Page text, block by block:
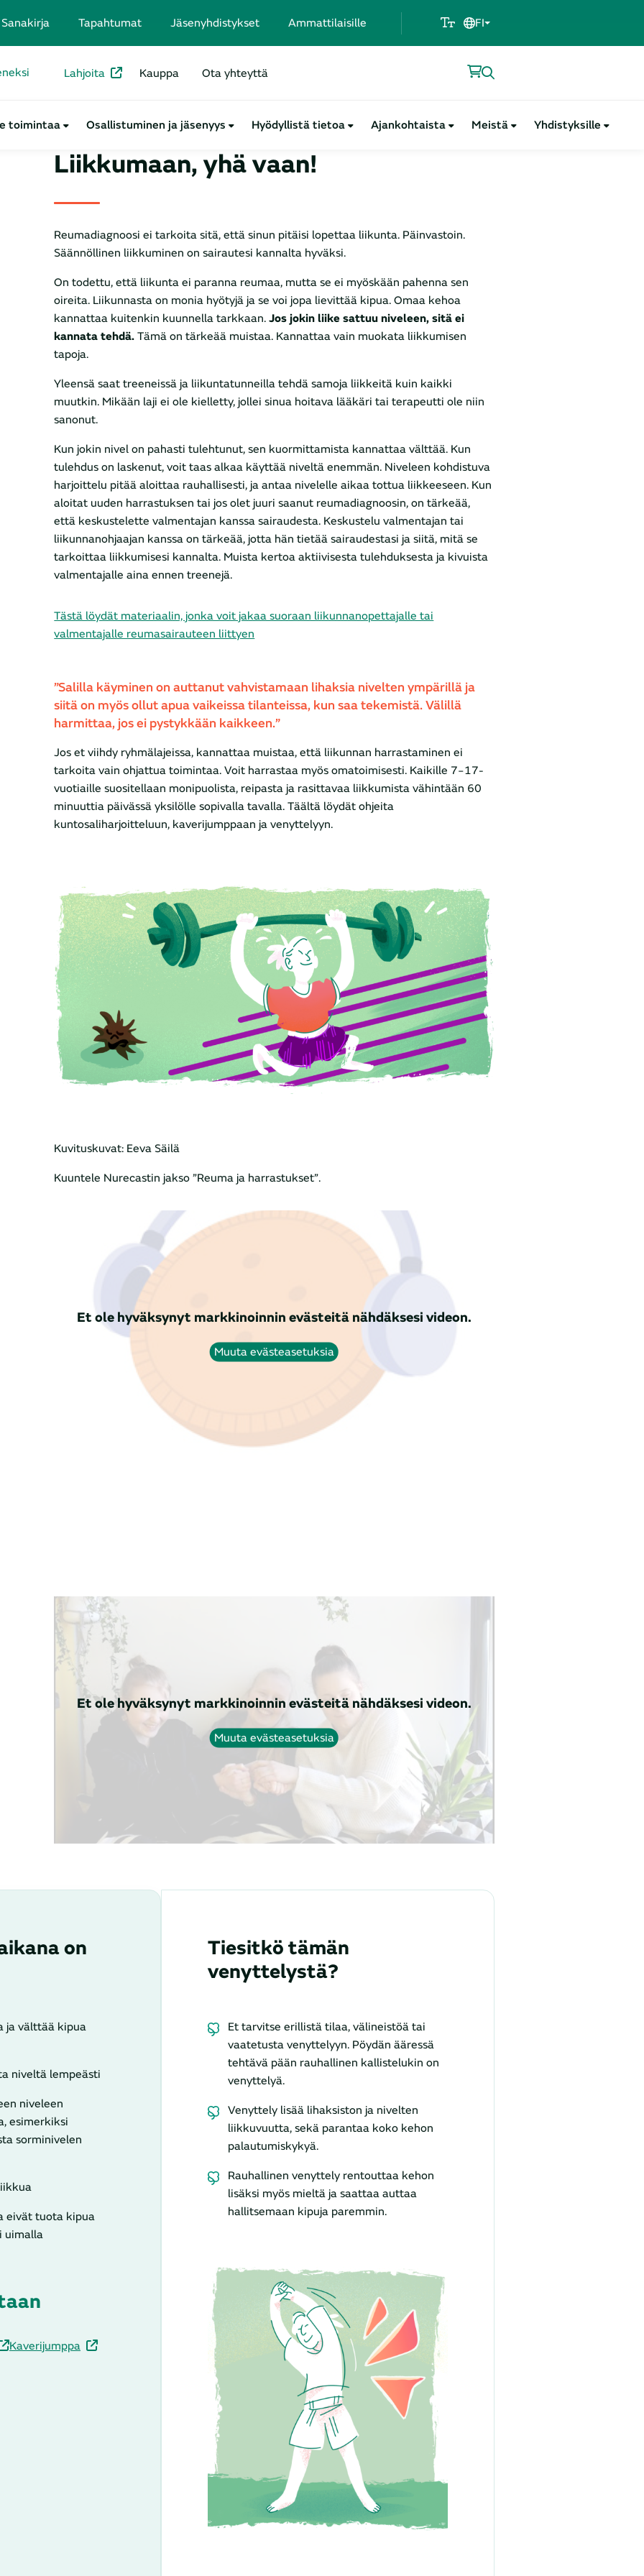
Sanakirja Tapahtumat Jäsenyhdistykset Ammattilaisille FI
Lahjoita Kauppa Ota yhteyttä
toimintaa Osallistuminen ja jäsenyys Hyödyllistä tietoa Ajankohtaista Meistä Yhdistyksille
Liikkumaan, yhä vaan!
Reumadiagnoosi ei tarkoita sitä, että sinun pitäisi lopettaa liikunta. Päinvastoin.
Säännöllinen liikkuminen on sairautesi kannalta hyväksi.
On todettu, että liikunta ei paranna reumaa, mutta se ei myöskään pahenna sen
oireita. Liikunnasta on monia hyötyjä ja se voi jopa lievittää kipua. Omaa kehoa
kannattaa kuitenkin kuunnella tarkkaan.Jos jokin liike sattuu niveleen, sitä ei
kannata tehdä. Tämä on tärkeää muistaa. Kannattaa vain muokata liikkumisen
tapoja.
Yleensä saat treeneissä ja liikuntatunneilla tehdä samoja liikkeitä kuin kaikki
muutkin. Mikään laji ei ole kielletty, jollei sinua hoitava lääkäri tai terapeutti ole niin
sanonut.
Kun jokin nivel on pahasti tulehtunut, sen kuormittamista kannattaa välttää. Kun
tulehdus on laskenut, voit taas alkaa käyttää niveltä enemmän. Niveleen kohdistuva
harjoittelu pitää aloittaa rauhallisesti, ja antaa nivelelle aikaa tottua liikkeeseen. Kun
aloitat uuden harrastuksen tai jos olet juuri saanut reumadiagnoosin, on tärkeää,
että keskustelette valmentajan kanssa sairaudesta. Keskustelu valmentajan tai
liikunnanohjaajan kanssa on tärkeää, jotta hän tietää sairaudestasi ja siitä, mitä se
tarkoittaa liikkumisesi kannalta. Muista kertoa aktiivisesta tulehduksesta ja kivuista
valmentajalle aina ennen treenejä.
Tästä löydät materiaalin, jonka voit jakaa suoraan liikunnanopettajalle tai
valmentajalle reumasairauteen liittyen
”Salilla käyminen on auttanut vahvistamaan lihaksia nivelten ympärillä ja
siitä on myös ollut apua vaikeissa tilanteissa, kun saa tekemistä. Välillä
harmittaa, jos ei pystykkään kaikkeen.”
Jos et viihdy ryhmälajeissa, kannattaa muistaa, että liikunnan harrastaminen ei
tarkoita vain ohjattua toimintaa. Voit harrastaa myös omatoimisesti. Kaikille 7−17-
vuotiaille suositellaan monipuolista, reipasta ja rasittavaa liikkumista vähintään 60
minuuttia päivässä yksilölle sopivalla tavalla. Täältä löydät ohjeita
kuntosaliharjoitteluun, kaverijumppaan ja venyttelyyn.
Kuvituskuvat: Eeva Säilä
Kuuntele Nurecastin jakso ”Reuma ja harrastukset”.
Et ole hyväksynyt markkinoinnin evästeitä nähdäksesi videon.
Muuta evästeasetuksia
Et ole hyväksynyt markkinoinnin evästeitä nähdäksesi videon.
Muuta evästeasetuksia
on
ja välttää kipua
niveltä lempeästi
niveleen
esimerkiksi
sorminivelen
eivät tuota kipua
uimalla
Kaverijumppa
Tiesitkö tämän
venyttelystä?
Et tarvitse erillistä tilaa, välineistöä tai
vaatetusta venyttelyyn. Pöydän ääressä
tehtävä pään rauhallinen kallistelukin on
venyttelyä.
Venyttely lisää lihaksiston ja nivelten
liikkuvuutta, sekä parantaa koko kehon
palautumiskykyä.
Rauhallinen venyttely rentouttaa kehon
lisäksi myös mieltä ja saattaa auttaa
hallitsemaan kipuja paremmin.